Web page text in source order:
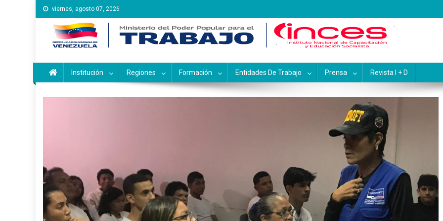
Saltar
al
contenido
viernes, agosto 07, 2026
Instituto Nacional de Capacitación y Educación
Inces
Institución Regiones Formación Entidades De Trabajo Prensa Revista I + D